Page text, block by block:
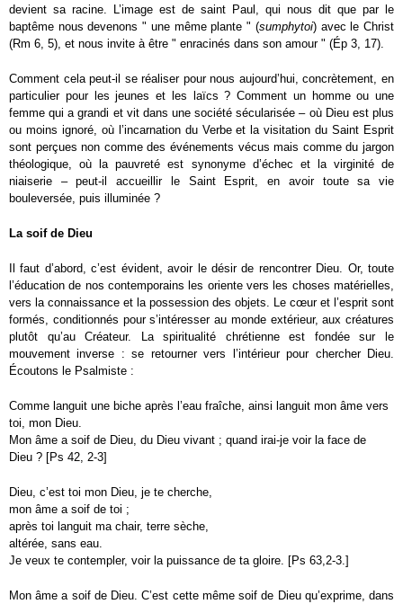
devient sa racine. L’image est de saint Paul, qui nous dit que par le
baptême nous devenons " une même plante " (sumphytoi) avec le Christ
(Rm 6, 5), et nous invite à être " enracinés dans son amour " (Ép 3, 17).
Comment cela peut-il se réaliser pour nous aujourd’hui, concrètement, en
particulier pour les jeunes et les laïcs ? Comment un homme ou une
femme qui a grandi et vit dans une société sécularisée – où Dieu est plus
ou moins ignoré, où l’incarnation du Verbe et la visitation du Saint Esprit
sont perçues non comme des événements vécus mais comme du jargon
théologique, où la pauvreté est synonyme d’échec et la virginité de
niaiserie – peut-il accueillir le Saint Esprit, en avoir toute sa vie
bouleversée, puis illuminée ?
La soif de Dieu
Il faut d’abord, c’est évident, avoir le désir de rencontrer Dieu. Or, toute
l’éducation de nos contemporains les oriente vers les choses matérielles,
vers la connaissance et la possession des objets. Le cœur et l’esprit sont
formés, conditionnés pour s’intéresser au monde extérieur, aux créatures
plutôt qu’au Créateur. La spiritualité chrétienne est fondée sur le
mouvement inverse : se retourner vers l’intérieur pour chercher Dieu.
Écoutons le Psalmiste :
Comme languit une biche après l’eau fraîche, ainsi languit mon âme vers
toi, mon Dieu.
Mon âme a soif de Dieu, du Dieu vivant ; quand irai-je voir la face de
Dieu ? [Ps 42, 2-3]
Dieu, c’est toi mon Dieu, je te cherche,
mon âme a soif de toi ;
après toi languit ma chair, terre sèche,
altérée, sans eau.
Je veux te contempler, voir la puissance de ta gloire. [Ps 63,2-3.]
Mon âme a soif de Dieu. C’est cette même soif de Dieu qu’exprime, dans